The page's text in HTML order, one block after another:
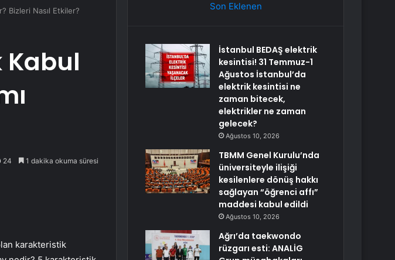
Bizleri Nasıl Etkiler?
Kabul
24 1 dakika okuma süresi
karakteristik
Son Eklenen
İstanbul BEDAŞ elektrik
kesintisi! 31 Temmuz-1
Ağustos İstanbul’da
elektrik kesintisi ne
zaman bitecek,
elektrikler ne zaman
gelecek?
Ağustos 10, 2026
TBMM Genel Kurulu’nda
üniversiteyle ilişiği
kesilenlere dönüş hakkı
sağlayan “öğrenci affı”
maddesi kabul edildi
Ağustos 10, 2026
Ağrı’da taekwondo
rüzgarı esti: ANALİG